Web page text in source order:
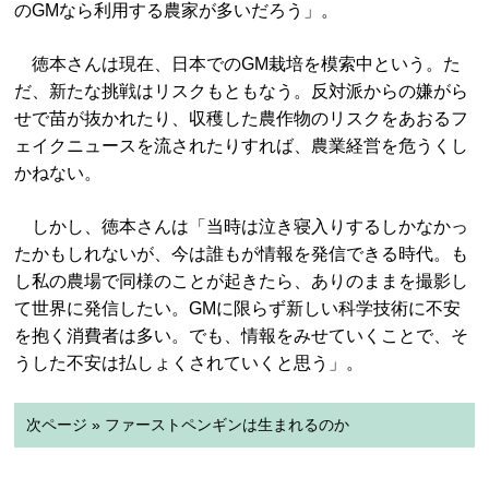
のGMなら利用する農家が多いだろう」。
徳本さんは現在、日本でのGM栽培を模索中という。た
だ、新たな挑戦はリスクもともなう。反対派からの嫌がら
せで苗が抜かれたり、収穫した農作物のリスクをあおるフ
ェイクニュースを流されたりすれば、農業経営を危うくし
かねない。
しかし、徳本さんは「当時は泣き寝入りするしかなかっ
たかもしれないが、今は誰もが情報を発信できる時代。も
し私の農場で同様のことが起きたら、ありのままを撮影し
て世界に発信したい。GMに限らず新しい科学技術に不安
を抱く消費者は多い。でも、情報をみせていくことで、そ
うした不安は払しょくされていくと思う」。
次ページ » ファーストペンギンは生まれるのか